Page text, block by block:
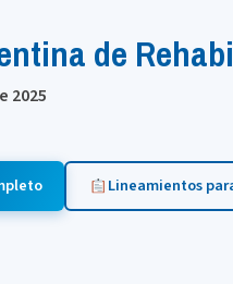
de
2025
Lineamientos